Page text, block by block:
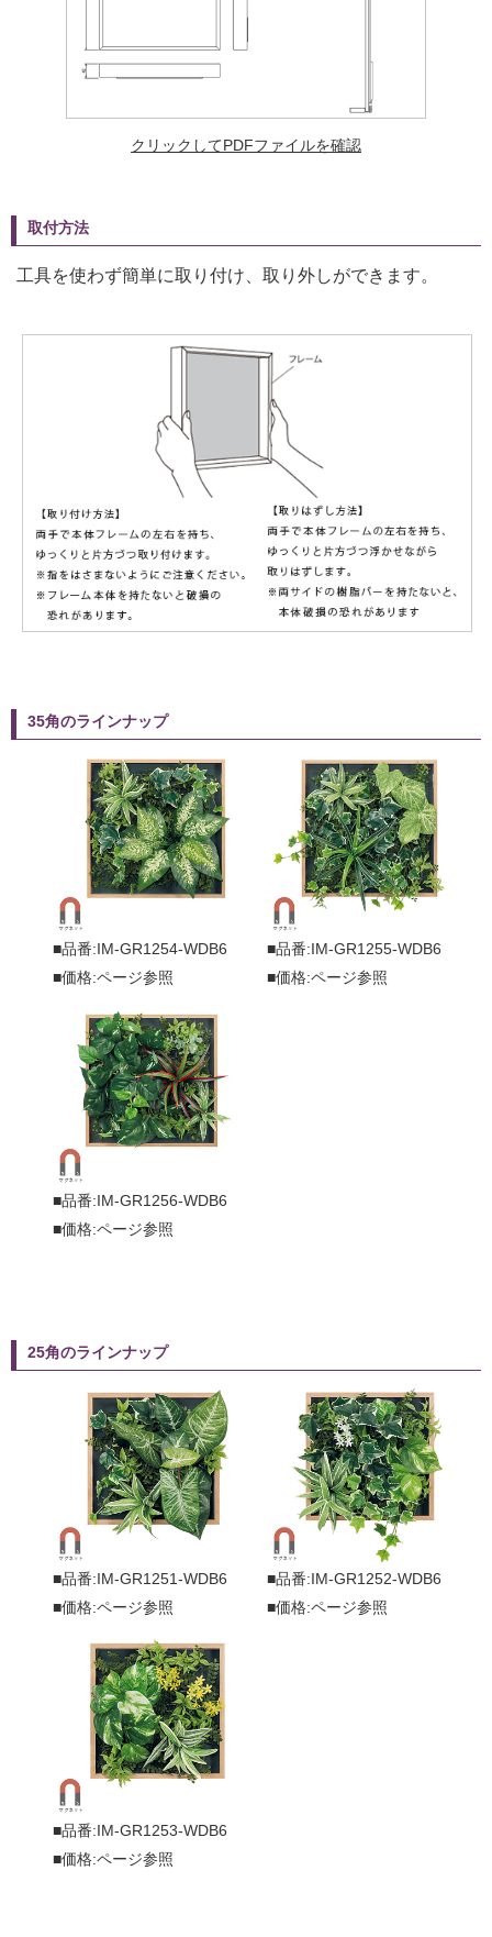
クリックしてPDFファイルを確認
取付方法
工具を使わず簡単に取り付け、取り外しができます。
35角のラインナップ
■品番:IM-GR1254-WDB6
■価格:ページ参照
■品番:IM-GR1255-WDB6
■価格:ページ参照
■品番:IM-GR1256-WDB6
■価格:ページ参照
25角のラインナップ
■品番:IM-GR1251-WDB6
■価格:ページ参照
■品番:IM-GR1252-WDB6
■価格:ページ参照
■品番:IM-GR1253-WDB6
■価格:ページ参照